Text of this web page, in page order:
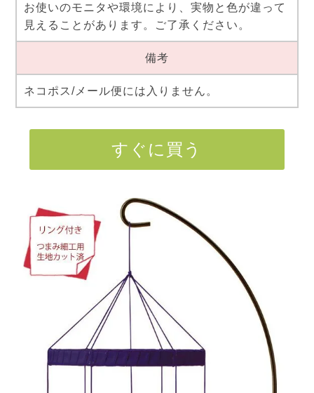
お使いのモニタや環境により、実物と色が違って
見えることがあります。ご了承ください。
備考
ネコポス/メール便には入りません。
すぐに買う